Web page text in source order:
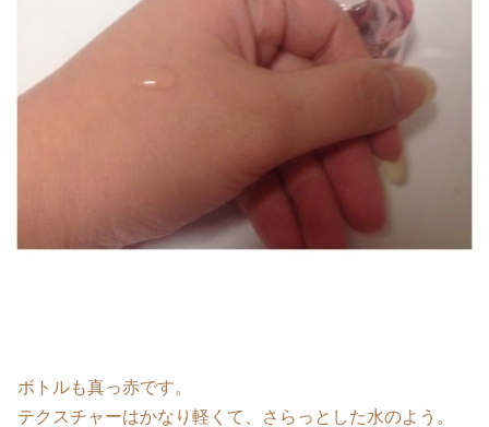
ボトルも真っ赤です。
テクスチャーはかなり軽くて、さらっとした水のよう。